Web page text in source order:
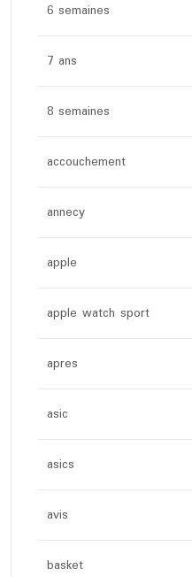
6 semaines
7 ans
8 semaines
accouchement
annecy
apple
apple watch sport
apres
asic
asics
avis
basket